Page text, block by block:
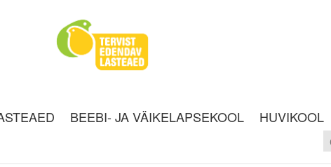
BEEBI- JA VÄIKELAPSEKOOL HUVIKOOL